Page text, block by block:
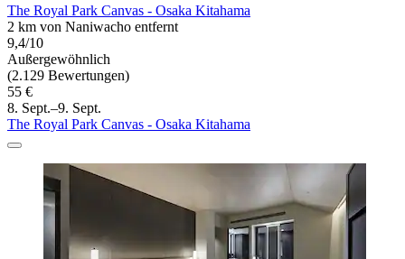
The Royal Park Canvas - Osaka Kitahama
2 km von Naniwacho entfernt
9,4/10
Außergewöhnlich
(2.129 Bewertungen)
55 €
8. Sept.–9. Sept.
The Royal Park Canvas - Osaka Kitahama